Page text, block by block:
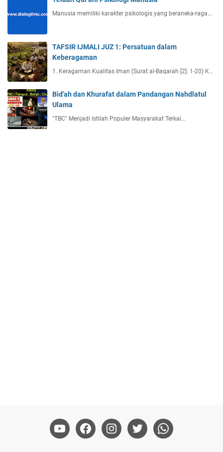
Manusia memiliki karakter psikologis yang beraneka-raga…
TAFSIR IJMALI JUZ 1: Persatuan dalam
Keberagaman
1. Keragaman Kualitas Iman (Surat al-Baqarah [2]: 1-20) K…
Bid'ah dan Khurafat dalam Pandangan Nahdlatul
Ulama
"TBC" Menjadi Istilah Populer Masyarakat Terkai…